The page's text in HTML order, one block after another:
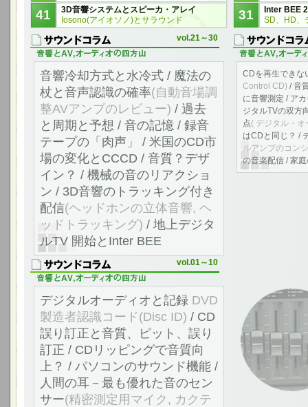
41
3D音響システムとスピーカ・アレイ
Iosono(アイオソノ)とサラウンド
31
Inter BEE
SD、HD、
vol.21～30
音響冷却方式と水冷式 / 魔法の
杖と音声認識の確率(自動音場調
整AVアンプのレビュー) / 過去
と周期と予想 / 音の記憶 / 録音
テープの「肉声」 / 米国のCD市
場の変化とCCCD / 音質？デザ
イン？ / 機械の音のリアクショ
ン / 3D音響のトラッキング付き
配信(ヘッドホンの立体音響, ヘ
ッドトラッキング) / 地上デジタ
ルTV 開始とInter BEE
CDを再生でき
Control CD) / 音
に音響測定 / ア
ジタルTVの双方
点( デジタル・
はCDと同じ？ /
ルアンプのコン
の音楽配信 / 家
vol.01～10
デジタルオーディオと記録 DVD
製造者認識コード(Disc ID) / CD
誤り訂正と音質、ピット、誤り
訂正 / CDリッピングで音質向
上？ / パソコンのサウンド機能 /
人間の耳－最も優れた音のセン
サー(精密測定用マイク, カクテ